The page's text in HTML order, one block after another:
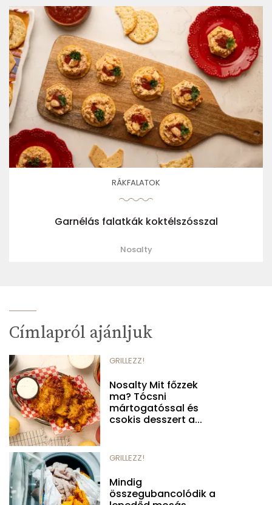
RÁKFALATOK
Garnélás falatkák koktélszósszal
Nosalty
Címlapról ajánljuk
GRILLEZZ!
Nosalty Mit főzzek
ma? Tócsni
mártogatóssal és
csokis desszert a...
GRILLEZZ!
Mindig
összegubancolódik a